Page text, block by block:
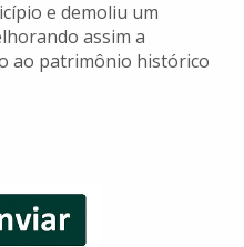
e demoliu um
assim a
ao patrimônio histórico